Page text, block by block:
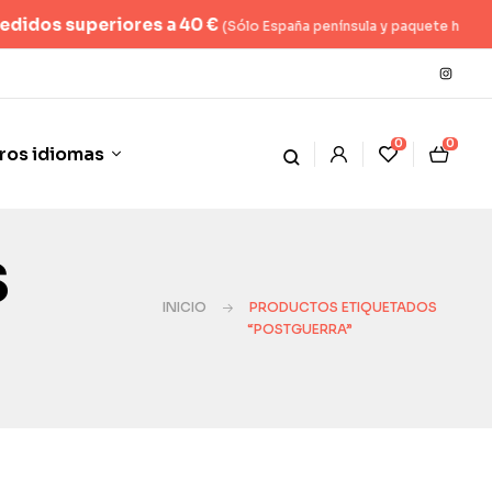
a 40 €(Sólo España península y paquete hasta 2kg)
idiomas 0 0
INICIO
PRODUCTOS ETIQUETADOS
“POSTGUERRA”